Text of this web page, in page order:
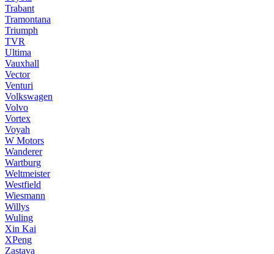
Trabant
Tramontana
Triumph
TVR
Ultima
Vauxhall
Vector
Venturi
Volkswagen
Volvo
Vortex
Voyah
W Motors
Wanderer
Wartburg
Weltmeister
Westfield
Wiesmann
Willys
Wuling
Xin Kai
XPeng
Zastava